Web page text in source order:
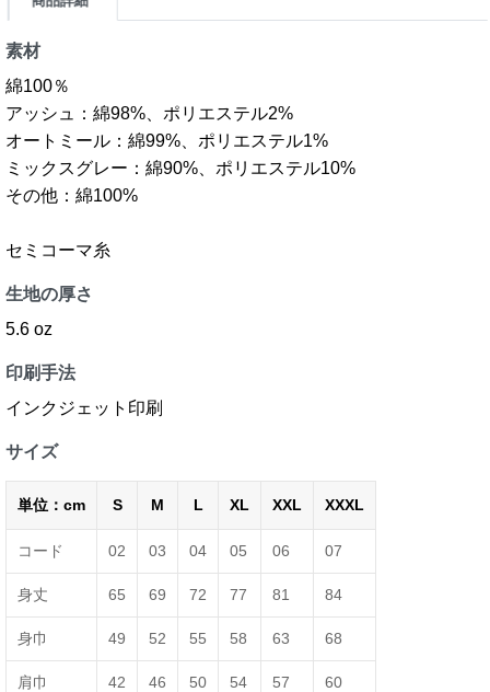
素材
綿100％
アッシュ：綿98%、ポリエステル2%
オートミール：綿99%、ポリエステル1%
ミックスグレー：綿90%、ポリエステル10%
その他：綿100%
セミコーマ糸
生地の厚さ
5.6 oz
印刷手法
インクジェット印刷
サイズ
単位：cm S M L XL XXL XXXL
コード 02 03 04 05 06 07
身丈 65 69 72 77 81 84
身巾 49 52 55 58 63 68
肩巾 42 46 50 54 57 60